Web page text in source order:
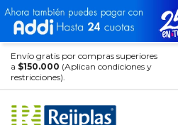
Envío gratis por compras superiores
a $150.000 (Aplican condiciones y
restricciones).